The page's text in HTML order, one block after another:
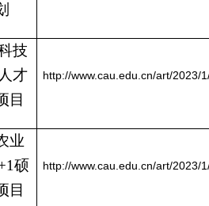
技
才
目
http://www.cau.edu.cn/art/2023/
业
硕
目
http://www.cau.edu.cn/art/2023/